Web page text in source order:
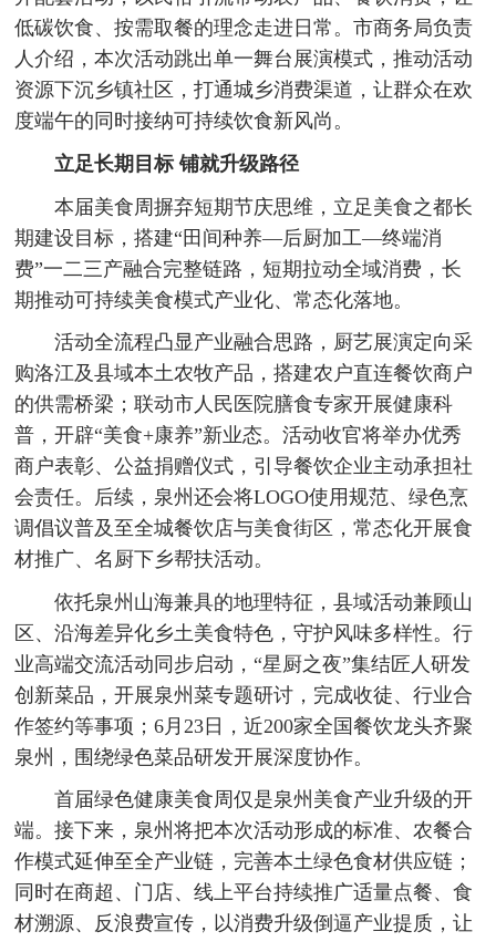
低碳饮食、按需取餐的理念走进日常。市商务局负责
人介绍，本次活动跳出单一舞台展演模式，推动活动
资源下沉乡镇社区，打通城乡消费渠道，让群众在欢
度端午的同时接纳可持续饮食新风尚。
立足长期目标 铺就升级路径
本届美食周摒弃短期节庆思维，立足美食之都长
期建设目标，搭建“田间种养—后厨加工—终端消
费”一二三产融合完整链路，短期拉动全域消费，长
期推动可持续美食模式产业化、常态化落地。
活动全流程凸显产业融合思路，厨艺展演定向采
购洛江及县域本土农牧产品，搭建农户直连餐饮商户
的供需桥梁；联动市人民医院膳食专家开展健康科
普，开辟“美食+康养”新业态。活动收官将举办优秀
商户表彰、公益捐赠仪式，引导餐饮企业主动承担社
会责任。后续，泉州还会将LOGO使用规范、绿色烹
调倡议普及至全城餐饮店与美食街区，常态化开展食
材推广、名厨下乡帮扶活动。
依托泉州山海兼具的地理特征，县域活动兼顾山
区、沿海差异化乡土美食特色，守护风味多样性。行
业高端交流活动同步启动，“星厨之夜”集结匠人研发
创新菜品，开展泉州菜专题研讨，完成收徒、行业合
作签约等事项；6月23日，近200家全国餐饮龙头齐聚
泉州，围绕绿色菜品研发开展深度协作。
首届绿色健康美食周仅是泉州美食产业升级的开
端。接下来，泉州将把本次活动形成的标准、农餐合
作模式延伸至全产业链，完善本土绿色食材供应链；
同时在商超、门店、线上平台持续推广适量点餐、食
材溯源、反浪费宣传，以消费升级倒逼产业提质，让